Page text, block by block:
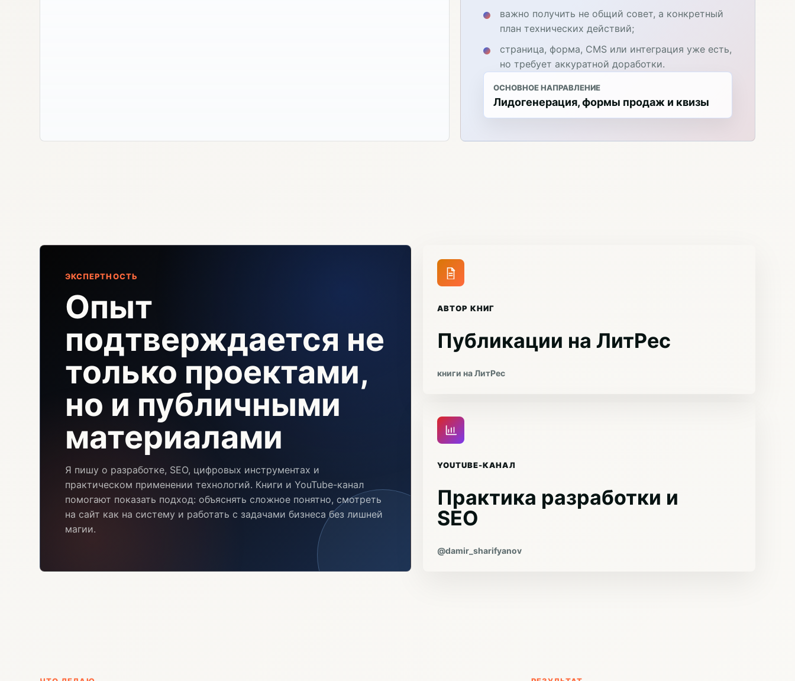
важно получить не общий совет, а конкретный
план технических действий;
страница, форма, CMS или интеграция уже есть,
но требует аккуратной доработки.
ОСНОВНОЕ НАПРАВЛЕНИЕ
Лидогенерация, формы продаж и квизы
ЭКСПЕРТНОСТЬ
Опыт
подтверждается не
только проектами,
но и публичными
материалами
Я пишу о разработке, SEO, цифровых инструментах и
практическом применении технологий. Книги и YouTube-канал
помогают показать подход: объяснять сложное понятно, смотреть
на сайт как на систему и работать с задачами бизнеса без лишней
магии.
АВТОР КНИГ
Публикации на ЛитРес
книги на ЛитРес
YOUTUBE-КАНАЛ
Практика разработки и
SEO
@damir_sharifyanov